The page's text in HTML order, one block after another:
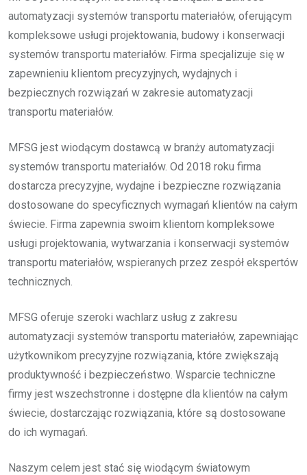
automatyzacji systemów transportu materiałów, oferującym
kompleksowe usługi projektowania, budowy i konserwacji
systemów transportu materiałów. Firma specjalizuje się w
zapewnieniu klientom precyzyjnych, wydajnych i
bezpiecznych rozwiązań w zakresie automatyzacji
transportu materiałów.
MFSG jest wiodącym dostawcą w branży automatyzacji
systemów transportu materiałów. Od 2018 roku firma
dostarcza precyzyjne, wydajne i bezpieczne rozwiązania
dostosowane do specyficznych wymagań klientów na całym
świecie. Firma zapewnia swoim klientom kompleksowe
usługi projektowania, wytwarzania i konserwacji systemów
transportu materiałów, wspieranych przez zespół ekspertów
technicznych.
MFSG oferuje szeroki wachlarz usług z zakresu
automatyzacji systemów transportu materiałów, zapewniając
użytkownikom precyzyjne rozwiązania, które zwiększają
produktywność i bezpieczeństwo. Wsparcie techniczne
firmy jest wszechstronne i dostępne dla klientów na całym
świecie, dostarczając rozwiązania, które są dostosowane
do ich wymagań.
Naszym celem jest stać się wiodącym światowym